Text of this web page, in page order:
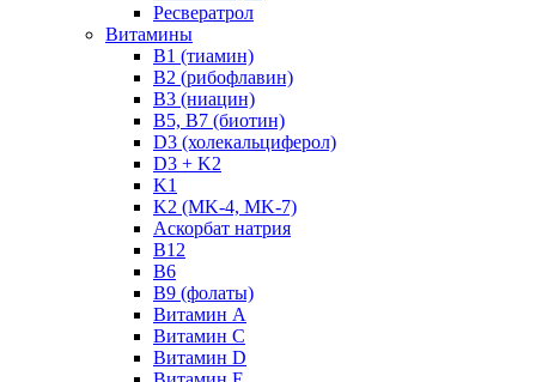
Ресвератрол
Витамины
B1 (тиамин)
B2 (рибофлавин)
B3 (ниацин)
B5, B7 (биотин)
D3 (холекальциферол)
D3 + K2
K1
K2 (MK-4, MK-7)
Аскорбат натрия
В12
В6
В9 (фолаты)
Витамин A
Витамин C
Витамин D